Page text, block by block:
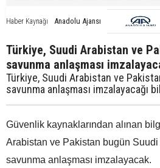
Haber Kaynağı Anadolu Ajansı
Türkiye, Suudi Arabistan ve
savunma anlaşması
Türkiye, Suudi Arabistan ve
savunma anlaşması imzalayacağı
Güvenlik kaynaklarından alınan
Arabistan ve Pakistan bugün
savunma anlaşması imzalayacak.